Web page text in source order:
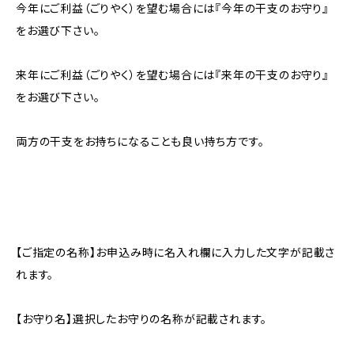
今年にご利益（ごりやく）を望む場合には『今年の干支のお守り』
をお選び下さい。
来年にご利益（ごりやく）を望む場合には『来年の干支のお守り』
をお選び下さい。
両方の干支をお持ちになることも良い持ち方です。
【ご指定の名称】お申込み時に名入れ欄に入力した文字が記載さ
れます。
【お守り名】選択したお守りの名称が記載されます。